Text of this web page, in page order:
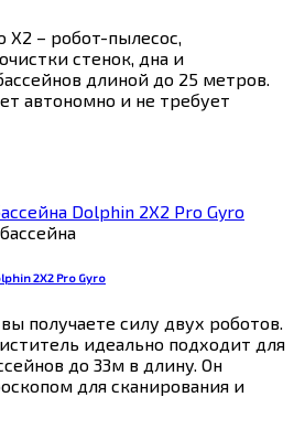
X2 – робот-пылесос,
стенок, дна и
длиной до 25 метров.
автономно и не требует
2X2 Pro Gyro
получаете силу двух роботов.
идеально подходит для
до 33м в длину. Он
для сканирования и